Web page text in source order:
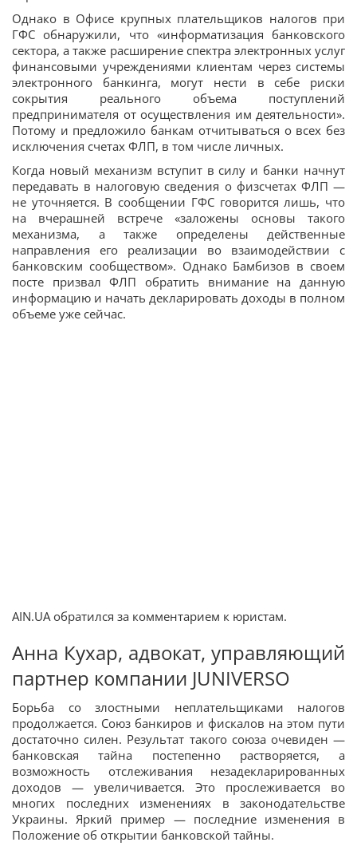
Однако в Офисе крупных плательщиков налогов при
ГФС обнаружили, что «информатизация банковского
сектора, а также расширение спектра электронных услуг
финансовыми учреждениями клиентам через системы
электронного банкинга, могут нести в себе риски
сокрытия реального объема поступлений
предпринимателя от осуществления им деятельности».
Потому и предложило банкам отчитываться о всех без
исключения счетах ФЛП, в том числе личных.
Когда новый механизм вступит в силу и банки начнут
передавать в налоговую сведения о физсчетах ФЛП —
не уточняется. В сообщении ГФС говорится лишь, что
на вчерашней встрече «заложены основы такого
механизма, а также определены действенные
направления его реализации во взаимодействии с
банковским сообществом». Однако Бамбизов в своем
посте призвал ФЛП обратить внимание на данную
информацию и начать декларировать доходы в полном
объеме уже сейчас.
AIN.UA обратился за комментарием к юристам.
Анна Кухар, адвокат, управляющий
партнер компании JUNIVERSO
Борьба со злостными неплательщиками налогов
продолжается. Союз банкиров и фискалов на этом пути
достаточно силен. Результат такого союза очевиден —
банковская тайна постепенно растворяется, а
возможность отслеживания незадекларированных
доходов — увеличивается. Это прослеживается во
многих последних изменениях в законодательстве
Украины. Яркий пример — последние изменения в
Положение об открытии банковской тайны.